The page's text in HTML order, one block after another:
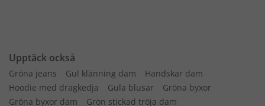
Upptäck också
Gröna jeans Gul klänning dam
Handskar dam
Hoodie med dragkedja
Gula blusar
Gröna byxor
Gröna byxor dam
Grön stickad tröja dam